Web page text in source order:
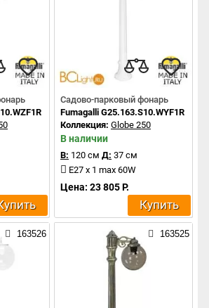
Садово-парковый фонарь
Fumagalli G25.163.S10.WYF1R
Коллекция: Globe 250
В наличии
В: 120 см Д: 37 см
E27 x 1 max 60W
Цена: 23 805 Р.
Купить
163526 163525